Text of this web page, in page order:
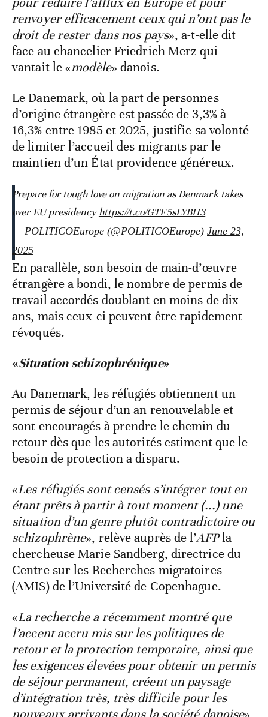
renvoyer efficacement ceux qui n’ont pas le
droit de rester dans nos pays», a-t-elle dit
face au chancelier Friedrich Merz qui
vantait le «modèle» danois.
Le Danemark, où la part de personnes
d’origine étrangère est passée de 3,3% à
16,3% entre 1985 et 2025, justifie sa volonté
de limiter l’accueil des migrants par le
maintien d’un État providence généreux.
Prepare for tough love on migration as Denmark takes
over EU presidencyhttps://t.co/GTF5sLYBH3
— POLITICOEurope (@POLITICOEurope) June 23,
2025
En parallèle, son besoin de main-d’œuvre
étrangère a bondi, le nombre de permis de
travail accordés doublant en moins de dix
ans, mais ceux-ci peuvent être rapidement
révoqués.
«Situation schizophrénique»
Au Danemark, les réfugiés obtiennent un
permis de séjour d’un an renouvelable et
sont encouragés à prendre le chemin du
retour dès que les autorités estiment que le
besoin de protection a disparu.
«Les réfugiés sont censés s’intégrer tout en
étant prêts à partir à tout moment (...) une
situation d’un genre plutôt contradictoire ou
schizophrène», relève auprès de l’AFPla
chercheuse Marie Sandberg, directrice du
Centre sur les Recherches migratoires
(AMIS) de l’Université de Copenhague.
«La recherche a récemment montré que
l’accent accru mis sur les politiques de
retour et la protection temporaire, ainsi que
les exigences élevées pour obtenir un permis
de séjour permanent, créent un paysage
d’intégration très, très difficile pour les